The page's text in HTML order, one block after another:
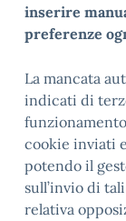
inserire
preferenze
La mancata
indicati di
cookie inviati
potendo il
sull’invio di
relativa